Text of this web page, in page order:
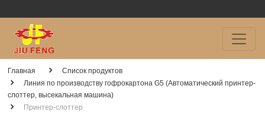
Главная
Список продуктов
Линия по производству гофрокартона G5 (Автоматический принтер-
слоттер, высекальная машина)
Принтер-слоттер